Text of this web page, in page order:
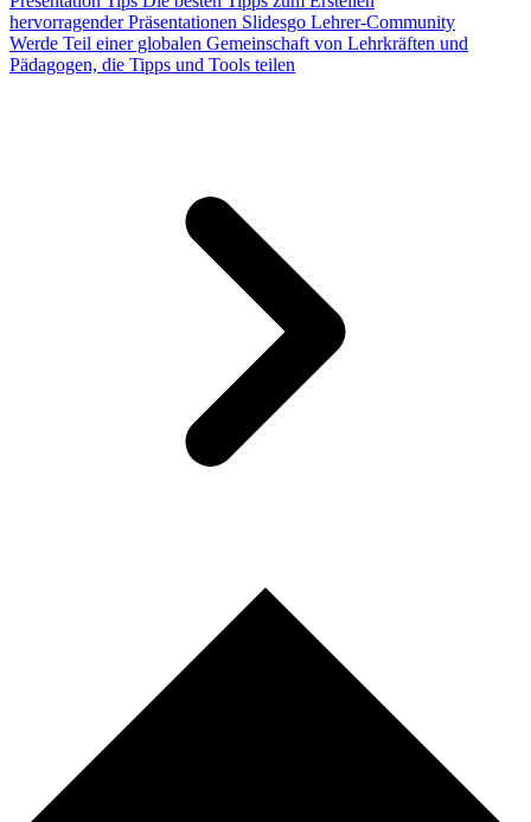
hervorragender Präsentationen Slidesgo Lehrer-Community
Werde Teil einer globalen Gemeinschaft von Lehrkräften und
Pädagogen, die Tipps und Tools teilen